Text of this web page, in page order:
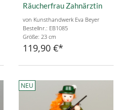
Räucherfrau Zahnärztin
von Kunsthandwerk Eva Beyer
Bestellnr.: EB1085
Größe: 23 cm
119,90 €
NEU